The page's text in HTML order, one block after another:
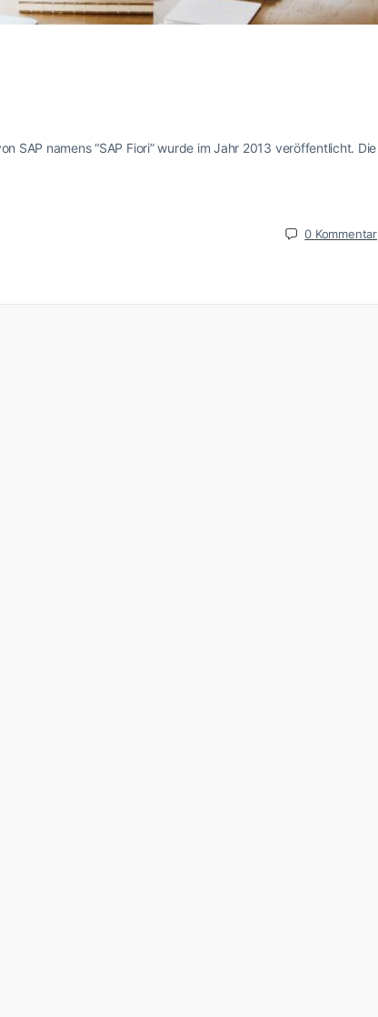
SAP namens “SAP Fiori” wurde im Jahr 2013 veröffentlicht. Die
0 Kommentar